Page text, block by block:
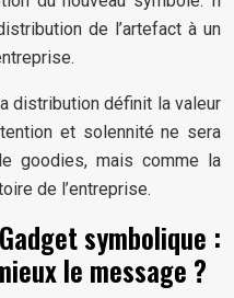
de l’artefact à un
distribution définit la valeur
et solennité ne sera
goodies, mais comme la
de l’entreprise.
symbolique :
le message ?